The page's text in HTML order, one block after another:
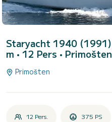
Staryacht 1940 (1991)
m • 12 Pers • Primošten
Primošten
12 Pers. 375 PS